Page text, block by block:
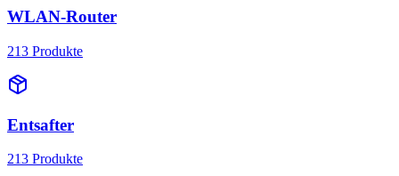
WLAN-Router
213 Produkte
Entsafter
213 Produkte